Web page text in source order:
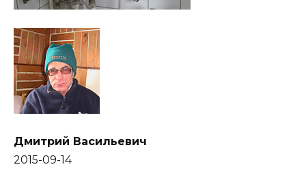
Дмитрий Васильевич
2015-09-14